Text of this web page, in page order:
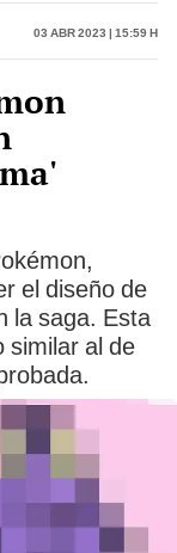
03 Abr 2023 | 15:59 h
el diseño de
la saga. Esta
similar al de